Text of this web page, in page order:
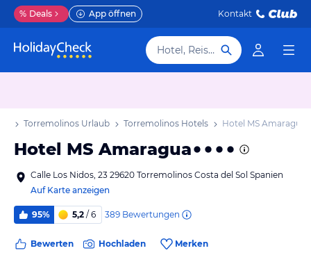
% Deals App öffnen Kontakt
Hotel, Reiseziel
Torremolinos Urlaub Torremolinos Hotels Hotel MS Amaragua
Hotel MS Amaragua
Calle Los Nidos, 23 29620 Torremolinos Costa del Sol Spanien
Auf Karte anzeigen
95% 5,2 / 6 389 Bewertungen
Bewerten Hochladen Merken